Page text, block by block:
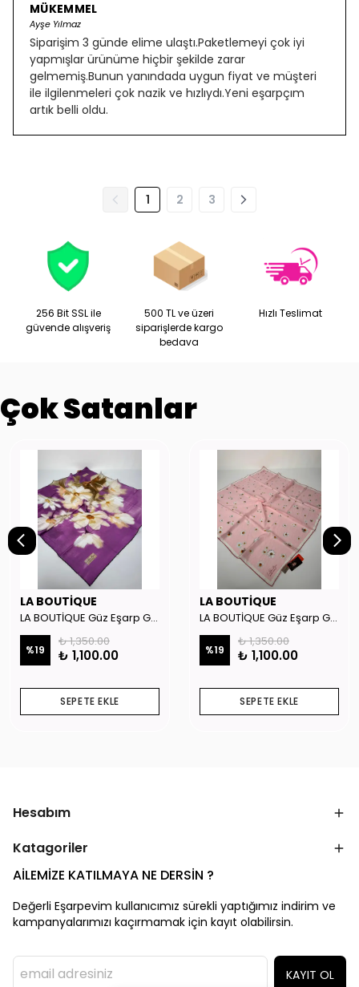
MÜKEMMEL
Ayşe Yılmaz
Siparişim 3 günde elime ulaştı.Paketlemeyi çok iyi
yapmışlar ürünüme hiçbir şekilde zarar
gelmemiş.Bunun yanındada uygun fiyat ve müşteri
ile ilgilenmeleri çok nazik ve hızlıydı.Yeni eşarpçım
artık belli oldu.
1 2 3
256 Bit SSL ile
güvende alışveriş
500 TL ve üzeri
siparişlerde kargo
bedava
Hızlı Teslimat
Çok Satanlar
LA BOUTİQUE
LA BOUTİQUE Güz Eşarp GYSE262908
%19
₺ 1,350.00
₺ 1,100.00
SEPETE EKLE
LA BOUTİQUE
LA BOUTİQUE Güz Eşarp GYSE130804
%19
₺ 1,350.00
₺ 1,100.00
SEPETE EKLE
Hesabım
Katagoriler
AİLEMİZE KATILMAYA NE DERSİN ?
Değerli Eşarpevim kullanıcımız sürekli yaptığımız indirim ve
kampanyalarımızı kaçırmamak için kayıt olabilirsin.
KAYIT OL